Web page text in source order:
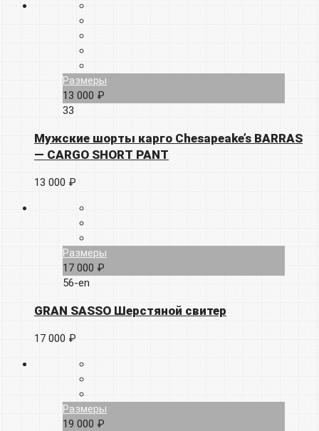
Размеры
13 000 ₽
33
Мужские шорты карго Chesapeake’s BARRAS
— CARGO SHORT PANT
13 000 ₽
Размеры
17 000 ₽
56-en
GRAN SASSO Шерстяной свитер
17 000 ₽
Размеры
19 000 ₽